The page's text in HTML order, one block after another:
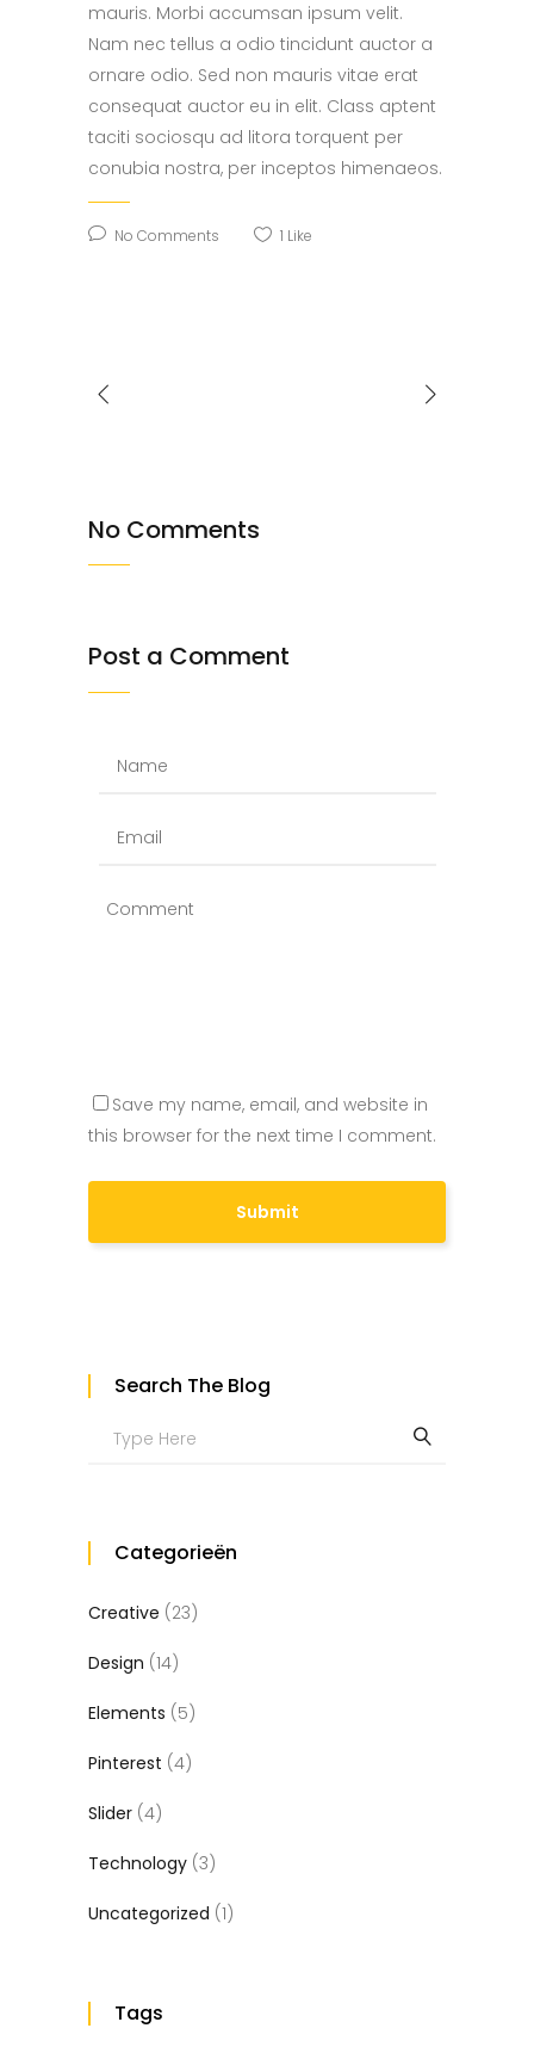
mauris. Morbi accumsan ipsum velit.
Nam nec tellus a odio tincidunt auctor a
ornare odio. Sed non mauris vitae erat
consequat auctor eu in elit. Class aptent
taciti sociosqu ad litora torquent per
conubia nostra, per inceptos himenaeos.
No Comments 1 Like
No Comments
Post a Comment
Save my name, email, and website in
this browser for the next time I comment.
Search The Blog
Search
Categorieën
Creative (23)
Design (14)
Elements (5)
Pinterest (4)
Slider (4)
Technology (3)
Uncategorized (1)
Tags